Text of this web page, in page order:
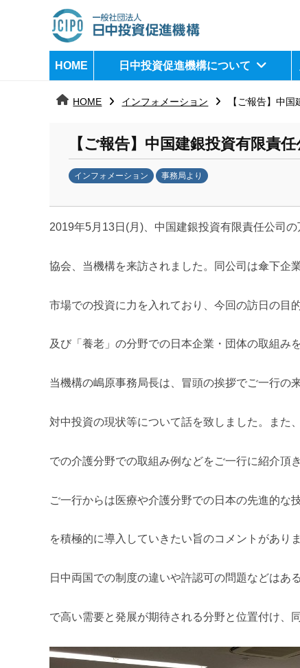
日
中
進
機
構
j
HOME 日中投資促進機構について
HOME インフォメーション 【ご報告】中
【ご報告】中国建銀投資有限責
インフォメーション 事務局より
k
n
m
2019年5月13日(月)、中国建銀投資有限責任公司
協会、当機構を来訪されました。 同公司は傘下企
市場での投資に力を入れており、今回の訪日の目
及び「養老」の分野での日本企業・団体の取組み
当機構の嶋原事務局長は、冒頭の挨拶でご一行の
対中投資の現状等について話を致しました。また
での介護分野での取組み例などをご一行に紹介頂き
ご一行からは医療や介護分野での日本の先進的な
を積極的に導入していきたい旨のコメントがありま
日中両国での制度の違いや許認可の問題などはあ
で高い需要と発展が期待される分野と位置付け、